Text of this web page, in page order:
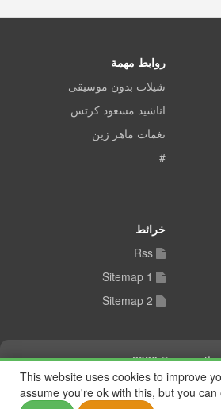
This website uses cookies to improve
assume you're ok with this, but you
روابط مهمة
شيلات بدون موسيقى
اناشيد مسعود كرتس
نغمات ماهر زين
#
خرائط
Rss
Sitemap 1
Sitemap 2
توب © 2026